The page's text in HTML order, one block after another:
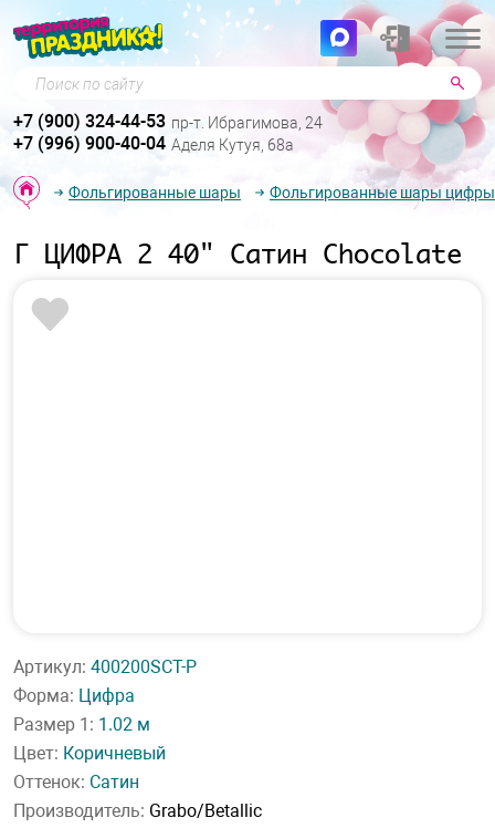
Поиск по сайту
+7 (900) 324-44-53 пр-т. Ибрагимова, 24
+7 (996) 900-40-04 Аделя Кутуя, 68а
Фольгированные шары Фольгированные шары цифры
Г ЦИФРА 2 40" Сатин Chocolate
Артикул: 400200SCT-P
Форма: Цифра
Размер 1: 1.02 м
Цвет: Коричневый
Оттенок: Сатин
Производитель: Grabo/Betallic